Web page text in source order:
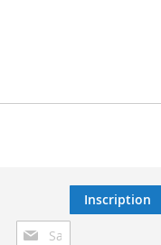
Inscription
Inscription